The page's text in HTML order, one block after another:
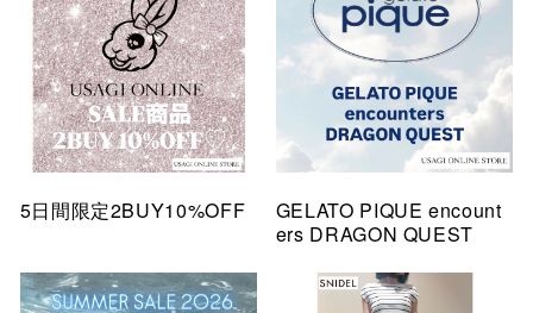
5日間限定2BUY10%OFF
GELATO PIQUE encount
ers DRAGON QUEST